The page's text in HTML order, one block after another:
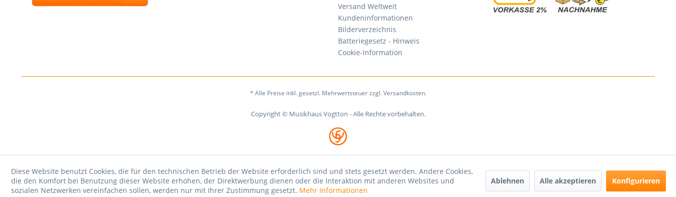
Versand Weltweit
Kundeninformationen
Bilderverzeichnis
Batteriegesetz - Hinweis
Cookie-Information
* Alle Preise inkl. gesetzl. Mehrwertsteuer zzgl. Versandkosten.
Copyright © Musikhaus Vogtton - Alle Rechte vorbehalten.
Diese Website benutzt Cookies, die für den technischen Betrieb der Website erforderlich sind und stets gesetzt werden. Andere Cookies,
die den Komfort bei Benutzung dieser Website erhöhen, der Direktwerbung dienen oder die Interaktion mit anderen Websites und
sozialen Netzwerken vereinfachen sollen, werden nur mit Ihrer Zustimmung gesetzt. Mehr Informationen
Ablehnen Alle akzeptieren Konfigurieren